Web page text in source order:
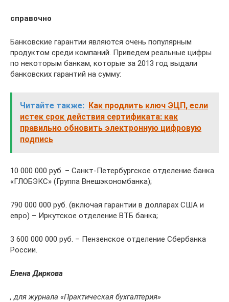
справочно
Банковские гарантии являются очень популярным
продуктом среди компаний. Приведем реальные цифры
по некоторым банкам, которые за 2013 год выдали
банковских гарантий на сумму:
Читайте также: Как продлить ключ ЭЦП, если
истек срок действия сертификата: как
правильно обновить электронную цифровую
подпись
10 000 000 руб. – Санкт-Петербургское отделение банка
«ГЛОБЭКС» (Группа Внешэкономбанка);
790 000 000 руб. (включая гарантии в долларах США и
евро) – Иркутское отделение ВТБ банка;
3 600 000 000 руб. – Пензенское отделение Сбербанка
России.
Елена Диркова
, для журнала «Практическая бухгалтерия»